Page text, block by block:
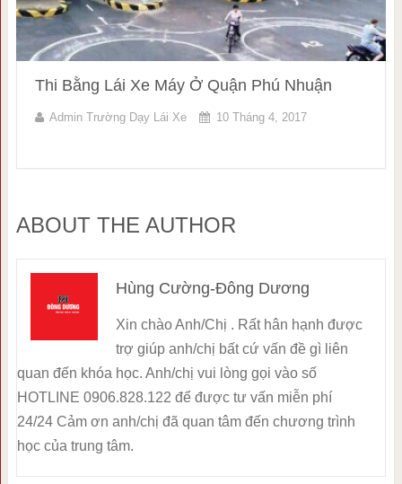
Thi Bằng Lái Xe Máy Ở Quận Phú Nhuận
Admin Trường Dạy Lái Xe 10 Tháng 4, 2017
ABOUT THE AUTHOR
Hùng Cường-Đông Dương
Xin chào Anh/Chị . Rất hân hạnh được
trợ giúp anh/chị bất cứ vấn đề gì liên
quan đến khóa học. Anh/chị vui lòng gọi vào số
HOTLINE 0906.828.122 để được tư vấn miễn phí
24/24 Cảm ơn anh/chị đã quan tâm đến chương trình
học của trung tâm.